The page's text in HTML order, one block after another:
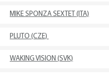
MIKE SPONZA SEXTET (ITA)
PLUTO (CZE)
WAKING VISION (SVK)